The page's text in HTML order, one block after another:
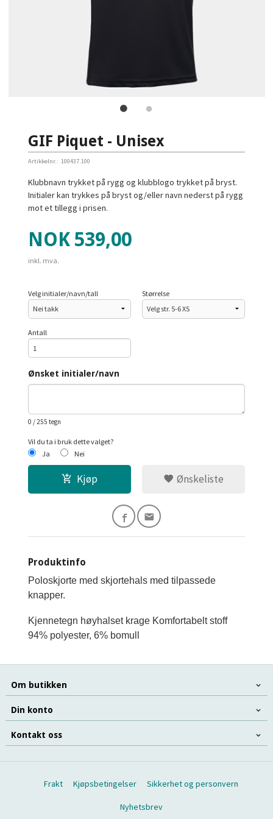
GIF Piquet - Unisex
Artikkelnr.: 100437.100
Klubbnavn trykket på rygg og klubblogo trykket på bryst.
Initialer kan trykkes på bryst og/eller navn nederst på rygg
mot et tillegg i prisen.
Pris
NOK 539,00
inkl. mva.
Velg initialer/navn/tall Størrelse
Antall
Ønsket initialer/navn
0 / 255 tegn
Vil du ta i bruk dette valget?
Ja
Nei
Kjøp Ønskeliste
Produktinfo
Poloskjorte med skjortehals med tilpassede
knapper.
Kjennetegn høyhalset krage Komfortabelt stoff
94% polyester, 6% bomull
Om butikken
Din konto
Kontakt oss
Frakt Kjøpsbetingelser Sikkerhet og personvern
Nyhetsbrev